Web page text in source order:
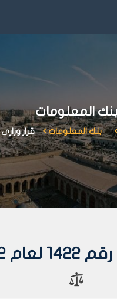
المعلومات
بنك المعلومات قرار وزاري
لعام 2002